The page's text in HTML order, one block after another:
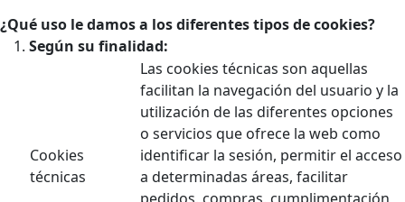
¿Qué uso le damos a los diferentes tipos de cookies?
Según su finalidad:
Cookies
técnicas
Las cookies técnicas son aquellas
facilitan la navegación del usuario y la
utilización de las diferentes opciones
o servicios que ofrece la web como
identificar la sesión, permitir el acceso
a determinadas áreas, facilitar